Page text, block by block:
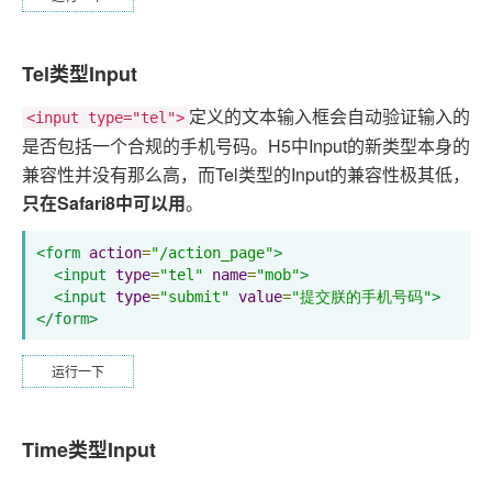
Tel类型Input
<input type="tel"> 定义的文本输入框会自动验证输入的
是否包括一个合规的手机号码。H5中Input的新类型本身的
兼容性并没有那么高，而Tel类型的Input的兼容性极其低，
只在Safari8中可以用。
<form action="/action_page">
<input type="tel" name="mob">
<input type="submit" value="提交朕的手机号码">
</form>
运行一下
Time类型Input